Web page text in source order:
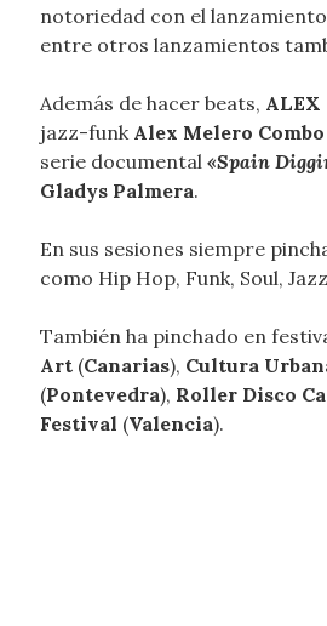
notoriedad con el
entre otros lanzamientos
Además de hacer beats, ALEX
jazz-funk Alex Melero Combo
serie documental «Spain
Gladys Palmera.
En sus sesiones siempre
como Hip Hop, Funk, Soul,
También ha pinchado en
Art (Canarias), Cultura
(Pontevedra), Roller Disco
Festival (Valencia).